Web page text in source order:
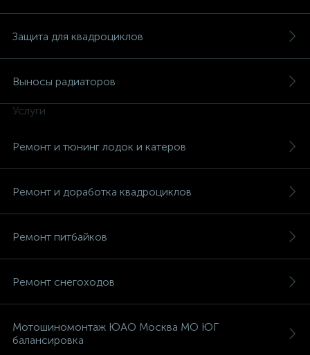
Защита для квадроциклов
Выносы радиаторов
Услуги
Ремонт и тюнинг лодок и катеров
Ремонт и доработка квадроциклов
Ремонт питбайков
Ремонт снегоходов
Мотошиномонтаж ЮАО Москва МО ЮГ
балансировка